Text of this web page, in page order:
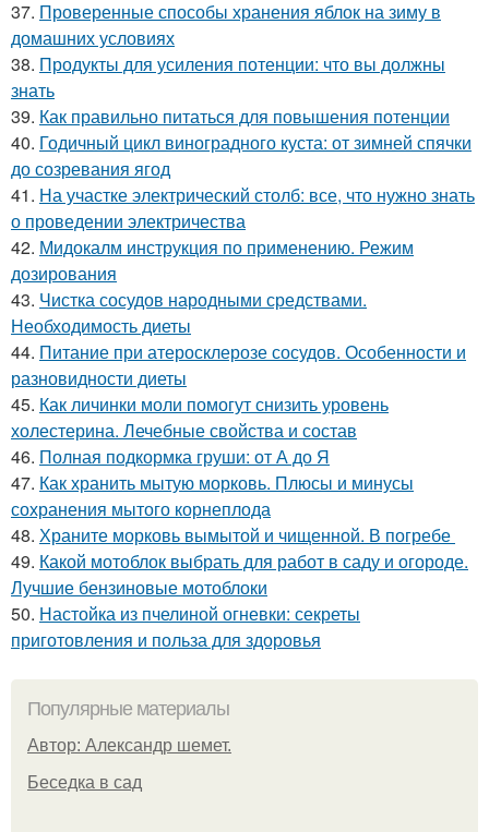
37. Проверенные способы хранения яблок на зиму в
домашних условиях
38. Продукты для усиления потенции: что вы должны
знать
39. Как правильно питаться для повышения потенции
40. Годичный цикл виноградного куста: от зимней спячки
до созревания ягод
41. На участке электрический столб: все, что нужно знать
о проведении электричества
42. Мидокалм инструкция по применению. Режим
дозирования
43. Чистка сосудов народными средствами.
Необходимость диеты
44. Питание при атеросклерозе сосудов. Особенности и
разновидности диеты
45. Как личинки моли помогут снизить уровень
холестерина. Лечебные свойства и состав
46. Полная подкормка груши: от А до Я
47. Как хранить мытую морковь. Плюсы и минусы
сохранения мытого корнеплода
48. Храните морковь вымытой и чищенной. В погребе
49. Какой мотоблок выбрать для работ в саду и огороде.
Лучшие бензиновые мотоблоки
50. Настойка из пчелиной огневки: секреты
приготовления и польза для здоровья
Популярные материалы
Автор: Александр шемет.
Беседка в сад